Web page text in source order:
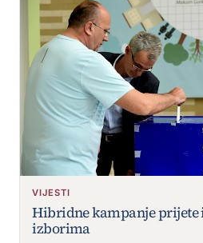
VIJESTI
Hibridne kampanje
izborima